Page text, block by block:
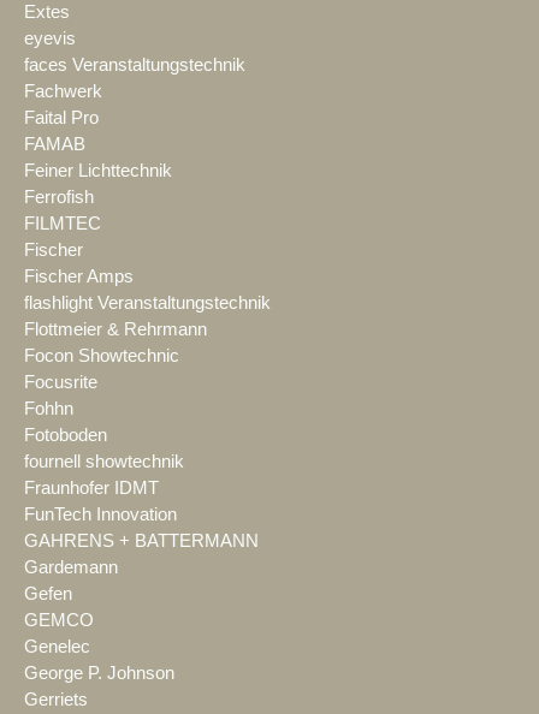
Extes
eyevis
faces Veranstaltungstechnik
Fachwerk
Faital Pro
FAMAB
Feiner Lichttechnik
Ferrofish
FILMTEC
Fischer
Fischer Amps
flashlight Veranstaltungstechnik
Flottmeier & Rehrmann
Focon Showtechnic
Focusrite
Fohhn
Fotoboden
fournell showtechnik
Fraunhofer IDMT
FunTech Innovation
GAHRENS + BATTERMANN
Gardemann
Gefen
GEMCO
Genelec
George P. Johnson
Gerriets